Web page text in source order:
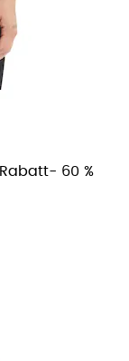
Rabatt- 60 %